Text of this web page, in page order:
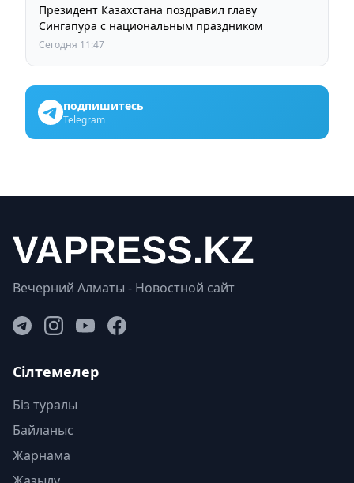
Президент Казахстана поздравил главу
Сингапура с национальным праздником
Сегодня 11:47
подпишитесь
Telegram
Вечерний Алматы - Новостной сайт
Сілтемелер
Біз туралы
Байланыс
Жарнама